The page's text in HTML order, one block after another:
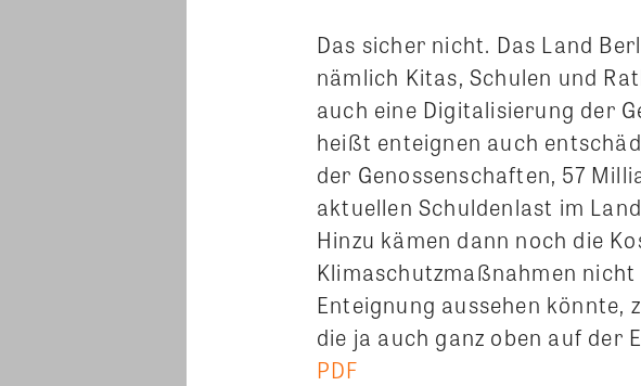
Das sicher nicht. Das Land
nämlich Kitas, Schulen und
auch eine Digitalisierung der
heißt enteignen auch
der Genossenschaften, 57
aktuellen Schuldenlast im
Hinzu kämen dann noch die
Klimaschutzmaßnahmen
Enteignung aussehen könnte,
die ja auch ganz oben auf der
PDF